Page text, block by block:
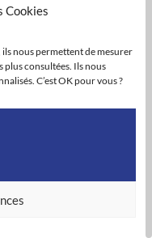
Cookies
nous permettent de mesurer
plus consultées. Ils nous
C’est OK pour vous ?
social des Côtes
locataires ont
Claudel.